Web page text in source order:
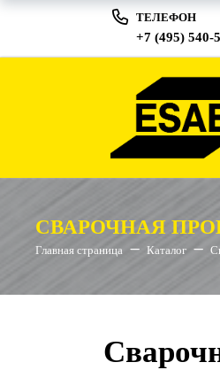
ТЕЛЕФОН
+7 (495) 540-
СВАРОЧНАЯ
Главная страница Каталог